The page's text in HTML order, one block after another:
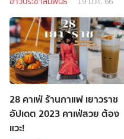
28 คาเฟ่ ร้านกาแฟ เยาวราช
อัปเดต 2023 คาเฟ่สวย ต้อง
แวะ!